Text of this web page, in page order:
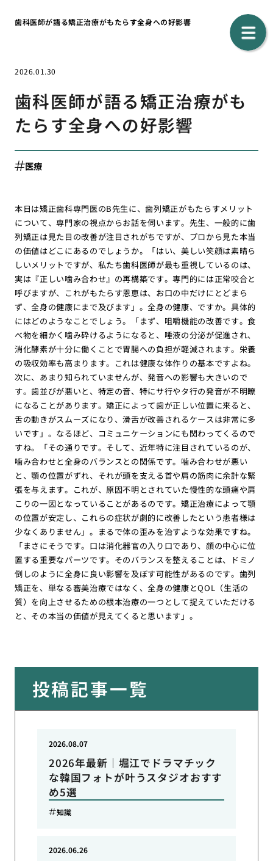
歯科医師が語る矯正治療がもたらす全身への好影響
2026.01.30
歯科医師が語る矯正治療がも
たらす全身への好影響
医療
本日は矯正歯科専門医のB先生に、歯列矯正がもたらすメリット
について、専門家の視点からお話を伺います。先生、一般的に歯
列矯正は見た目の改善が注目されがちですが、プロから見た本当
の価値はどこにあるのでしょうか。「はい、美しい笑顔は素晴ら
しいメリットですが、私たち歯科医師が最も重視しているのは、
実は『正しい噛み合わせ』の再構築です。専門的には正常咬合と
呼びますが、これがもたらす恩恵は、お口の中だけにとどまら
ず、全身の健康にまで及びます」。全身の健康、ですか。具体的
にはどのようなことでしょう。「まず、咀嚼機能の改善です。食
べ物を細かく噛み砕けるようになると、唾液の分泌が促進され、
消化酵素が十分に働くことで胃腸への負担が軽減されます。栄養
の吸収効率も高まります。これは健康な体作りの基本ですよね。
次に、あまり知られていませんが、発音への影響も大きいので
す。歯並びが悪いと、特定の音、特にサ行やタ行の発音が不明瞭
になることがあります。矯正によって歯が正しい位置に来ると、
舌の動きがスムーズになり、滑舌が改善されるケースは非常に多
いです」。なるほど、コミュニケーションにも関わってくるので
すね。「その通りです。そして、近年特に注目されているのが、
噛み合わせと全身のバランスとの関係です。噛み合わせが悪い
と、顎の位置がずれ、それが頭を支える首や肩の筋肉に余計な緊
張を与えます。これが、原因不明とされていた慢性的な頭痛や肩
こりの一因となっていることがあるのです。矯正治療によって顎
の位置が安定し、これらの症状が劇的に改善したという患者様は
少なくありません」。まるで体の歪みを治すような効果ですね。
「まさにそうです。口は消化器官の入り口であり、顔の中心に位
置する重要なパーツです。そのバランスを整えることは、ドミノ
倒しのように全身に良い影響を及ぼす可能性があるのです。歯列
矯正を、単なる審美治療ではなく、全身の健康とQOL（生活の
質）を向上させるための根本治療の一つとして捉えていただける
と、その本当の価値が見えてくると思います」。
投稿記事一覧
2026年最新｜堀江でドラマチック
な韓国フォトが叶うスタジオおすす
め5選
2026.08.07
知識
2026.06.26